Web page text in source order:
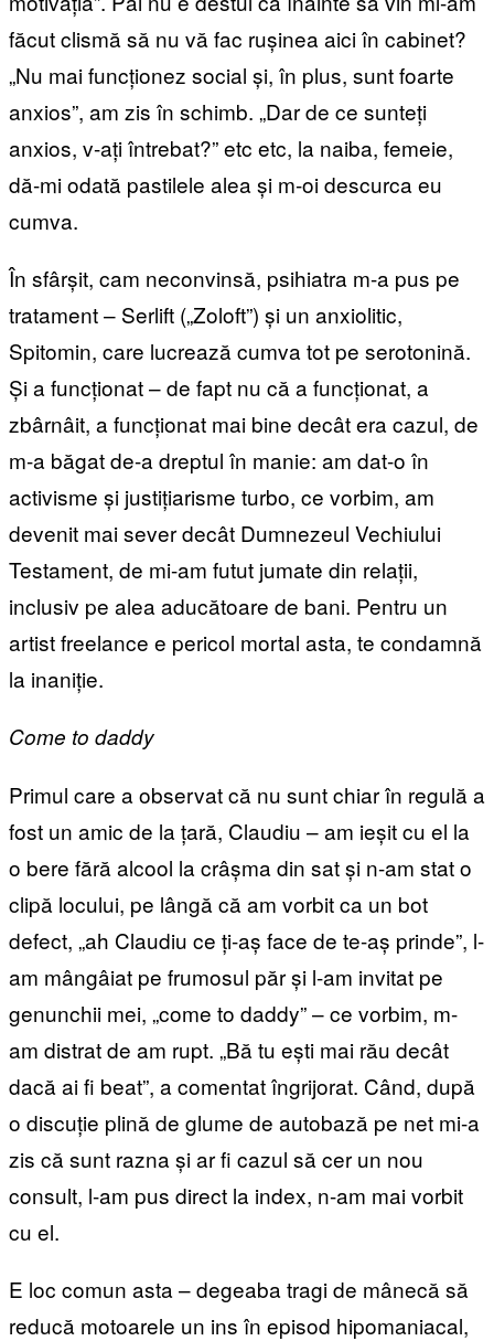
făcut clismă să nu vă fac rușinea aici în cabinet?
„Nu mai funcționez social și, în plus, sunt foarte
anxios”, am zis în schimb. „Dar de ce sunteți
anxios, v-ați întrebat?” etc etc, la naiba, femeie,
dă-mi odată pastilele alea și m-oi descurca eu
cumva.
În sfârșit, cam neconvinsă, psihiatra m-a pus pe
tratament – Serlift („Zoloft”) și un anxiolitic,
Spitomin, care lucrează cumva tot pe serotonină.
Și a funcționat – de fapt nu că a funcționat, a
zbârnâit, a funcționat mai bine decât era cazul, de
m-a băgat de-a dreptul în manie: am dat-o în
activisme și justițiarisme turbo, ce vorbim, am
devenit mai sever decât Dumnezeul Vechiului
Testament, de mi-am futut jumate din relații,
inclusiv pe alea aducătoare de bani. Pentru un
artist freelance e pericol mortal asta, te condamnă
la inaniție.
Come to daddy
Primul care a observat că nu sunt chiar în regulă a
fost un amic de la țară, Claudiu – am ieșit cu el la
o bere fără alcool la crâșma din sat și n-am stat o
clipă locului, pe lângă că am vorbit ca un bot
defect, „ah Claudiu ce ți-aș face de te-aș prinde”, l-
am mângâiat pe frumosul păr și l-am invitat pe
genunchii mei, „come to daddy” – ce vorbim, m-
am distrat de am rupt. „Bă tu ești mai rău decât
dacă ai fi beat”, a comentat îngrijorat. Când, după
o discuție plină de glume de autobază pe net mi-a
zis că sunt razna și ar fi cazul să cer un nou
consult, l-am pus direct la index, n-am mai vorbit
cu el.
E loc comun asta – degeaba tragi de mânecă să
reducă motoarele un ins în episod hipomaniacal,